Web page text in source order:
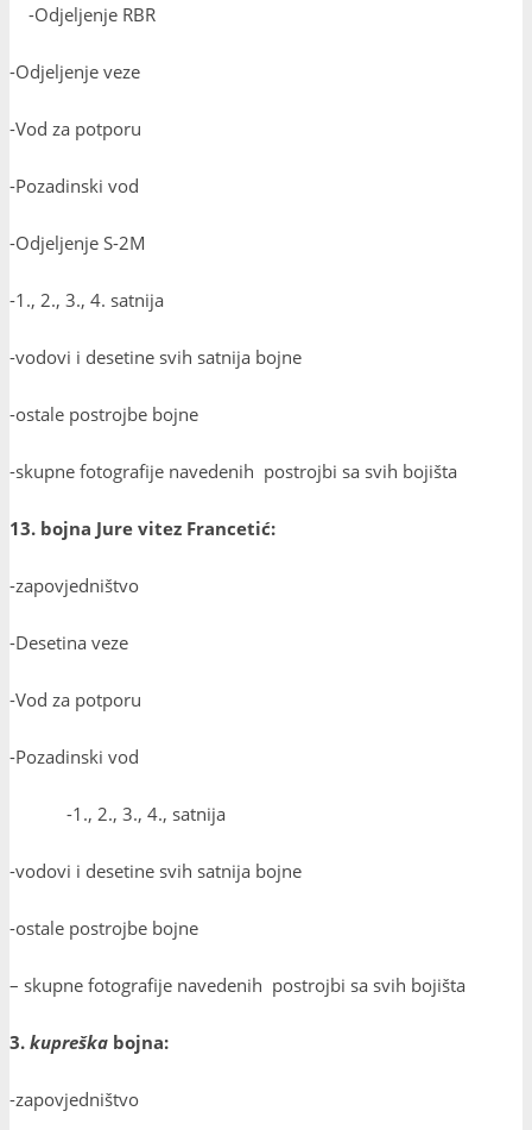
-Odjeljenje RBR
-Odjeljenje veze
-Vod za potporu
-Pozadinski vod
-Odjeljenje S-2M
-1., 2., 3., 4. satnija
-vodovi i desetine svih satnija bojne
-ostale postrojbe bojne
-skupne fotografije navedenih postrojbi sa svih bojišta
13. bojna Jure vitez Francetić:
-zapovjedništvo
-Desetina veze
-Vod za potporu
-Pozadinski vod
-1., 2., 3., 4., satnija
-vodovi i desetine svih satnija bojne
-ostale postrojbe bojne
– skupne fotografije navedenih postrojbi sa svih bojišta
3. kupreška bojna:
-zapovjedništvo